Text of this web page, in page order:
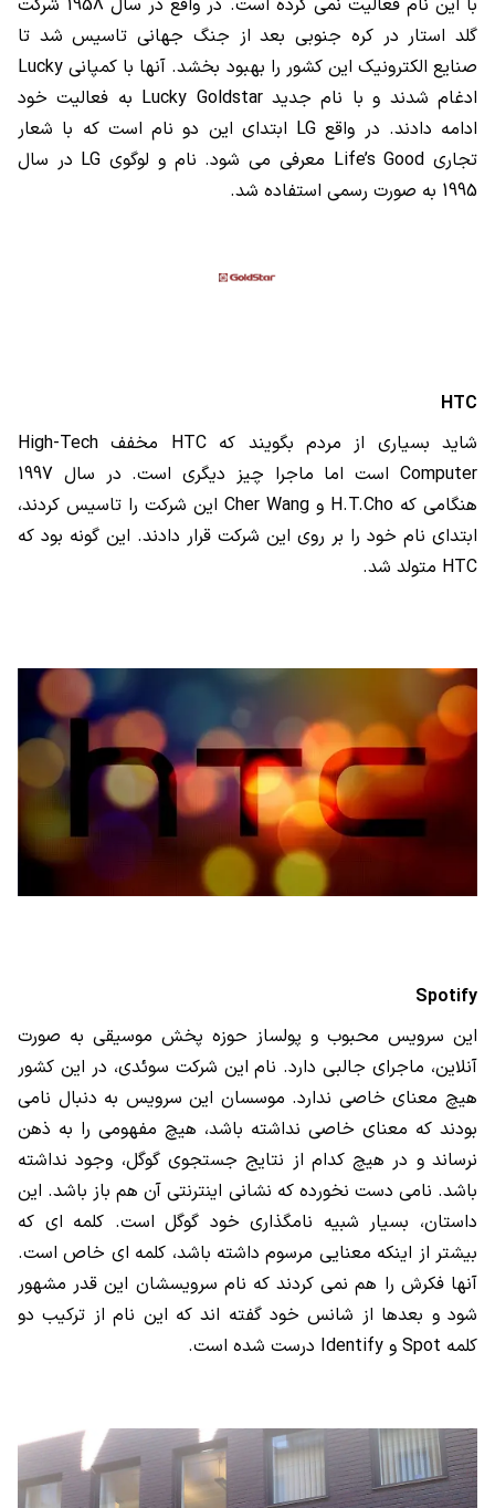
گلد استار در کره جنوبی بعد از جنگ جهانی تاسیس شد تا
صنایع الکترونیک این کشور را بهبود بخشد. آنها با کمپانی Lucky
ادغام شدند و با نام جدیدLucky Goldstar به فعالیت خود
ادامه دادند. در واقع LG ابتدای این دو نام است که با شعار
تجاری Life’s Good معرفی می شود. نام و لوگوی LG در سال
1995 به صورت رسمی استفاده شد.
HTC
شاید بسیاری از مردم بگویند کهHTC مخفف High-Tech
Computer
است اما ماجرا چیز دیگری است. در سال 1997
هنگامی که H.T.Cho و Cher Wang این شرکت را تاسیس کردند،
ابتدای نام خود را بر روی این شرکت قرار دادند. این گونه بود که
HTC متولد شد.
Spotify
این سرویس محبوب و پولساز حوزه پخش موسیقی به صورت
آنلاین، ماجرای جالبی دارد. نام این شرکت سوئدی، در این کشور
هیچ معنای خاصی ندارد. موسسان این سرویس به دنبال نامی
بودند که معنای خاصی نداشته باشد، هیچ مفهومی را به ذهن
نرساند و در هیچ کدام از نتایج جستجوی گوگل، وجود نداشته
باشد. نامی دست نخورده که نشانی اینترنتی آن هم باز باشد. این
داستان، بسیار شبیه نامگذاری خود گوگل است. کلمه ای که
بیشتر از اینکه معنایی مرسوم داشته باشد، کلمه ای خاص است.
آنها فکرش را هم نمی کردند که نام سرویسشان این قدر مشهور
شود و بعدها از شانس خود گفته اند که این نام از ترکیب دو
کلمه Spot و Identify درست شده است.